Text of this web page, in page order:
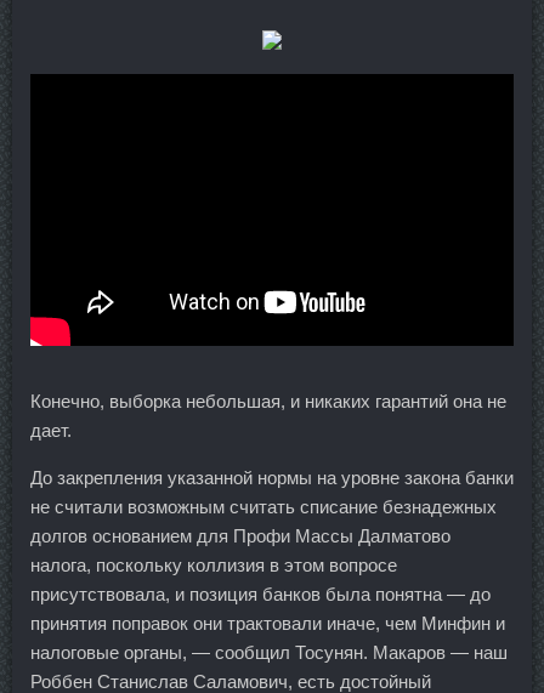
Конечно, выборка небольшая, и никаких гарантий она не
дает.
До закрепления указанной нормы на уровне закона банки
не считали возможным считать списание безнадежных
долгов основанием для Профи Массы Далматово
налога, поскольку коллизия в этом вопросе
присутствовала, и позиция банков была понятна — до
принятия поправок они трактовали иначе, чем Минфин и
налоговые органы, — сообщил Тосунян. Макаров — наш
Роббен Станислав Саламович, есть достойный